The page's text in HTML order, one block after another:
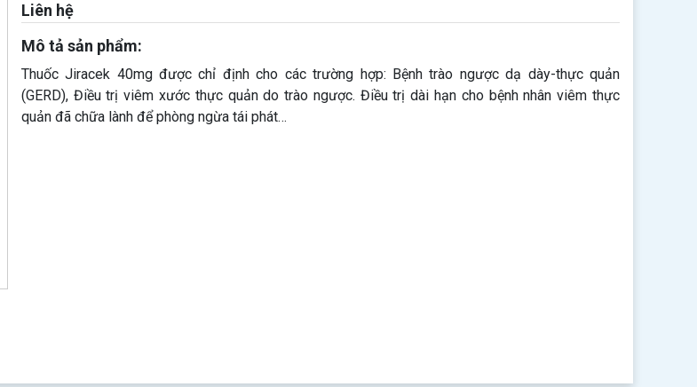
Liên hệ
Mô tả sản phẩm:
Thuốc Jiracek 40mg được chỉ định cho các trường hợp: Bệnh trào ngược dạ dày-thực quản
(GERD), Điều trị viêm xước thực quản do trào ngược. Điều trị dài hạn cho bệnh nhân viêm thực
quản đã chữa lành để phòng ngừa tái phát…